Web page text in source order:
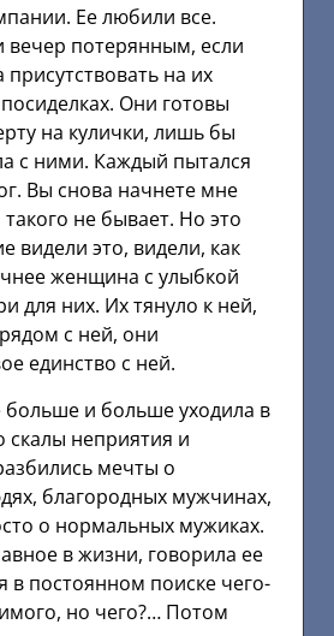
Ее любили все.
вечер потерянным, если
на их
Они готовы
на кулички, лишь бы
с ними. Каждый пытался
Вы снова начнете мне
не бывает. Но это
видели это, видели, как
женщина с улыбкой
для них. Их тянуло к ней,
с ней, они
единство с ней.
больше и больше уходила в
скалы неприятия и
мечты о
благородных мужчинах,
о нормальных мужиках.
в жизни, говорила ее
в постоянном поиске чего-
но чего?… Потом